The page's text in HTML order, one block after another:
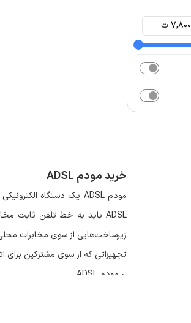
ت
خرید مودم ADSL
مودم ADSL یک دستگاه
ADSL باید به خط تلفن ثابت
زیرساخت‌هایی از سوی مخابرات
تجهیزاتی که از سوی مشترکین برای
• مودم ADSL
دستگاهی به نام اسپلیتر که